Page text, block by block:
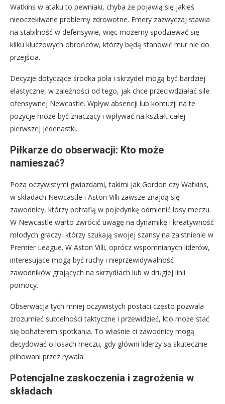
Watkins w ataku to pewniaki, chyba że pojawią się jakieś
nieoczekiwane problemy zdrowotne. Emery zazwyczaj stawia
na stabilność w defensywie, więc możemy spodziewać się
kilku kluczowych obrońców, którzy będą stanowić mur nie do
przejścia.
Decyzje dotyczące środka pola i skrzydeł mogą być bardziej
elastyczne, w zależności od tego, jak chce przeciwdziałać sile
ofensywnej Newcastle. Wpływ absencji lub kontuzji na te
pozycje może być znaczący i wpływać na kształt całej
pierwszej jedenastki.
Piłkarze do obserwacji: Kto może
namieszać?
Poza oczywistymi gwiazdami, takimi jak Gordon czy Watkins,
w składach Newcastle i Aston Villi zawsze znajdą się
zawodnicy, którzy potrafią w pojedynkę odmienić losy meczu.
W Newcastle warto zwrócić uwagę na dynamikę i kreatywność
młodych graczy, którzy szukają swojej szansy na zaistnienie w
Premier League. W Aston Villi, oprócz wspomnianych liderów,
interesujące mogą być ruchy i nieprzewidywalność
zawodników grających na skrzydłach lub w drugiej linii
pomocy.
Obserwacja tych mniej oczywistych postaci często pozwala
zrozumieć subtelności taktyczne i przewidzieć, kto może stać
się bohaterem spotkania. To właśnie ci zawodnicy mogą
decydować o losach meczu, gdy główni liderzy są skutecznie
pilnowani przez rywala.
Potencjalne zaskoczenia i zagrożenia w
składach